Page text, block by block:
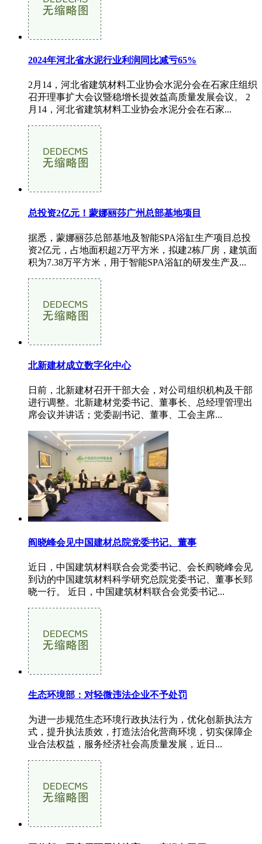
2024年河北省水泥行业利润同比减亏65%
2月14，河北省建筑材料工业协会水泥分会在石家庄组织
召开理事扩大会议暨稳增长提效益高质量发展会议。 2
月14，河北省建筑材料工业协会水泥分会在石家...
总投资2亿元！蒙娜丽莎广州总部基地项目
据悉，蒙娜丽莎总部基地及智能SPA浴缸生产项目总投
资2亿元，占地面积超2万平方米，拟建2栋厂房，建筑面
积为7.38万平方米，用于智能SPA浴缸的研发生产及...
北新建材成立数字化中心
日前，北新建材召开干部大会，对公司组织机构及干部
进行调整。北新建材党委书记、董事长、总经理管理出
席会议并讲话；党委副书记、董事、工会主席...
阎晓峰会见中国建材总院党委书记、董事
近日，中国建筑材料联合会党委书记、会长阎晓峰会见
到访的中国建筑材料科学研究总院党委书记、董事长郅
晓一行。 近日，中国建筑材料联合会党委书记...
生态环境部：对轻微违法企业不予处罚
为进一步规范生态环境行政执法行为，优化创新执法方
式，提升执法质效，打造法治化营商环境，切实保障企
业合法权益，服务经济社会高质量发展，近日...